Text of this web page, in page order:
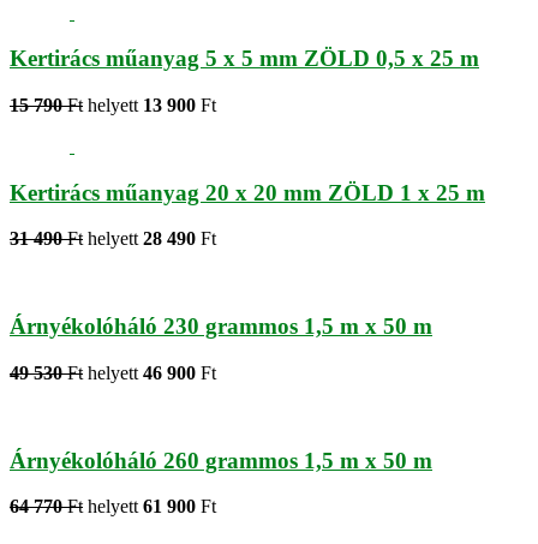
Kertirács műanyag 5 x 5 mm ZÖLD 0,5 x 25 m
15 790 Ft helyett 13 900 Ft
Kertirács műanyag 20 x 20 mm ZÖLD 1 x 25 m
31 490 Ft helyett 28 490 Ft
Árnyékolóháló 230 grammos 1,5 m x 50 m
49 530 Ft helyett 46 900 Ft
Árnyékolóháló 260 grammos 1,5 m x 50 m
64 770 Ft helyett 61 900 Ft